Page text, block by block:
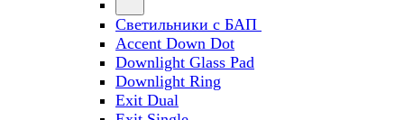
Светильники с БАП
Accent Down Dot
Downlight Glass Pad
Downlight Ring
Exit Dual